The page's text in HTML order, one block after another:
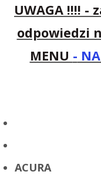
UWAGA !!!! -
odpowiedzi
MENU -
ACURA